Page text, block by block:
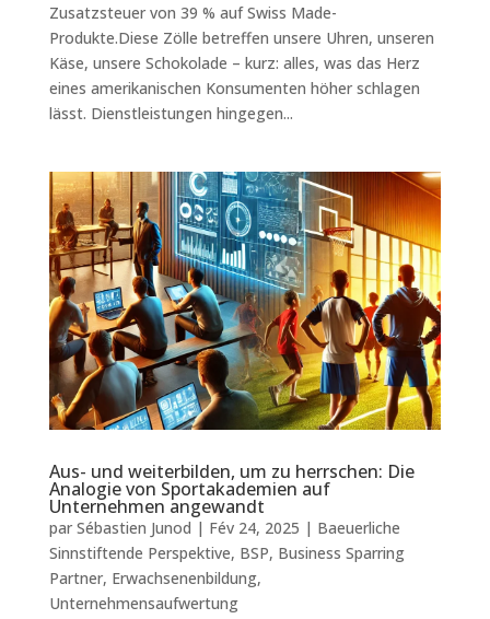
Zusatzsteuer von 39 % auf Swiss Made-
Produkte.Diese Zölle betreffen unsere Uhren, unseren
Käse, unsere Schokolade – kurz: alles, was das Herz
eines amerikanischen Konsumenten höher schlagen
lässt. Dienstleistungen hingegen...
Aus- und weiterbilden, um zu herrschen: Die
Analogie von Sportakademien auf
Unternehmen angewandt
par Sébastien Junod | Fév 24, 2025 | Baeuerliche
Sinnstiftende Perspektive, BSP, Business Sparring
Partner, Erwachsenenbildung,
Unternehmensaufwertung